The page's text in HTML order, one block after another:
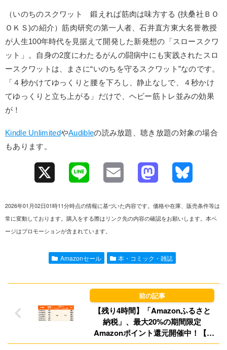
（いのちのスクワット 鍛えれば筋肉は味方する (扶桑社ＢＯ
ＯＫＳ)の紹介）筋肉研究の第一人者、石井直方東大名誉教授
が人生100年時代を見据えて開発した新発想の「スロースクワ
ット」。自身の2度にわたるがんの闘病中にも実践されたスロ
ースクワットは、まさに“いのちを守るスクワット”なのです。
「４秒かけてゆっくりと腰を下ろし、静止なしで、４秒かけ
てゆっくりと立ち上がる」だけで、ヘビー筋トレ並みの効果
が！
Kindle UnlimitedやAudibleの読み放題、聴き放題の対象の場合
もあります。
e
l o
o
n
2026年01月02日01時11分時点の情報に基づいた内容です。価格や在庫、販売条件等は
常に変動しております。購入をする際はリンク先の内容の確認をお願いします。本ペ
ージはプロモーションが含まれています。
Amazonセール 本・コミック・雑誌
【残り4時間】「Amazonふるさと
納税」、最大20%の期間限定
Amazonポイント還元開催中！【9
万円以上納税はかなりオトク】